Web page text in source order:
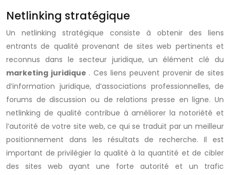
Netlinking stratégique
Un netlinking stratégique consiste à obtenir des liens
entrants de qualité provenant de sites web pertinents et
reconnus dans le secteur juridique, un élément clé du
marketing juridique . Ces liens peuvent provenir de sites
d’information juridique, d’associations professionnelles, de
forums de discussion ou de relations presse en ligne. Un
netlinking de qualité contribue à améliorer la notoriété et
l’autorité de votre site web, ce qui se traduit par un meilleur
positionnement dans les résultats de recherche. Il est
important de privilégier la qualité à la quantité et de cibler
des sites web ayant une forte autorité et un trafic